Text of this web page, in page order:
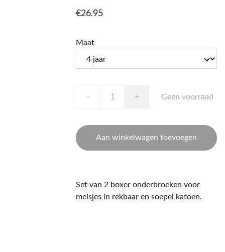
€26.95
Maat
- + Geen voorraad
Aan winkelwagen toevoegen
Set van 2 boxer onderbroeken voor
meisjes in rekbaar en soepel katoen.